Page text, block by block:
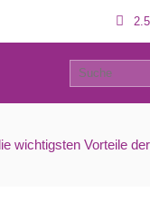
0
wichtigsten Vorteile